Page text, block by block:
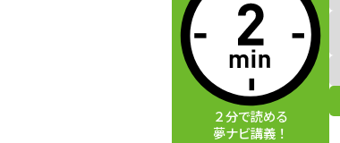
２分で読める
夢ナビ講義！